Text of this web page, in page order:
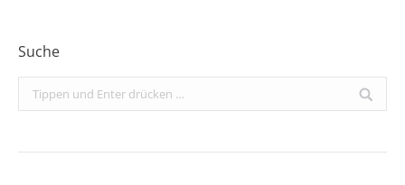
Suche
Search: